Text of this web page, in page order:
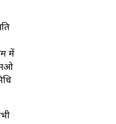
में